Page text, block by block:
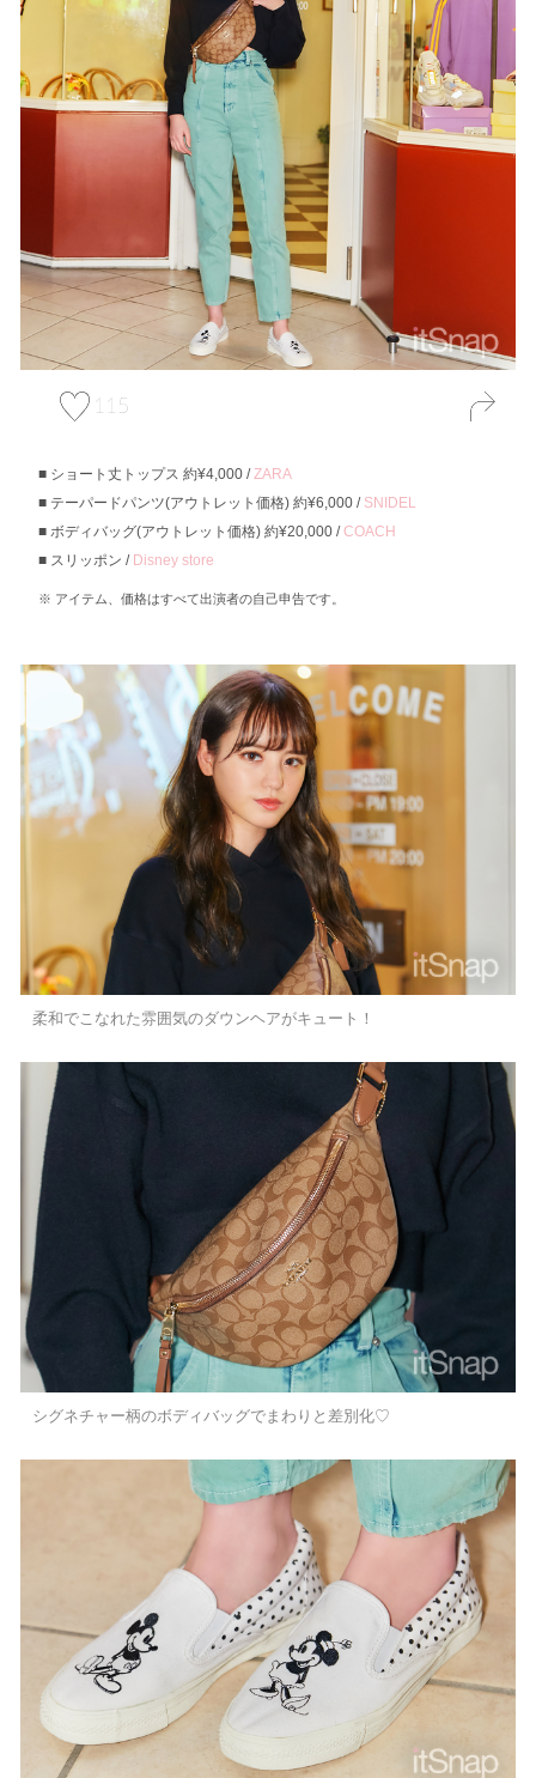
115
ショート丈トップス 約¥4,000 /ZARA
テーパードパンツ(アウトレット価格) 約¥6,000 / SNIDEL
ボディバッグ(アウトレット価格) 約¥20,000 /COACH
スリッポン / Disney store
アイテム、価格はすべて出演者の自己申告です。
柔和でこなれた雰囲気のダウンヘアがキュート！
シグネチャー柄のボディバッグでまわりと差別化♡